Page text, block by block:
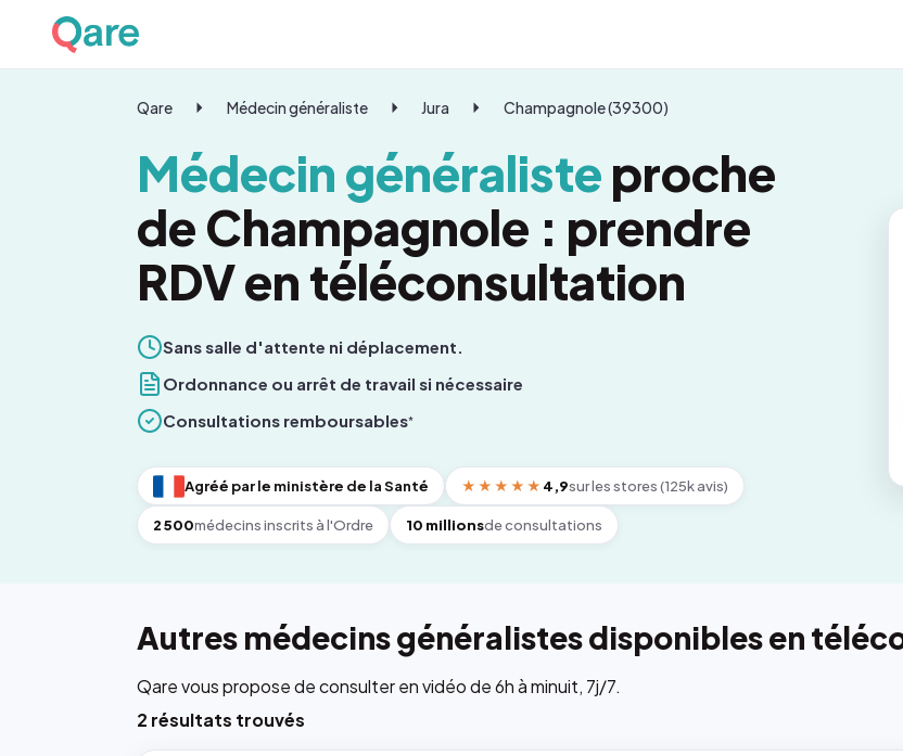
Qare Médecin généraliste Jura Champagnole (39300)
Médecin généralisteproche
de Champagnole : prendre
RDV en téléconsultation
Sans salle d'attente ni déplacement.
Ordonnance ou arrêt de travail si nécessaire
Consultations remboursables*
Agréé par le ministère de la Santé ★★★★★ 4,9sur les stores (125k avis)
2 500médecins inscrits à l'Ordre 10 millionsde consultations
Autres médecins généralistes disponibles en
Qare vous propose de consulter en vidéo de 6h à minuit, 7j/7.
2 résultats trouvés